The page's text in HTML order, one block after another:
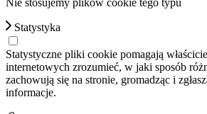
Nie stosujemy plików cookie tego typu
Statystyka
Statystyczne pliki cookie pomagają
internetowych zrozumieć, w jaki sposób
zachowują się na stronie, gromadząc i
informacje.